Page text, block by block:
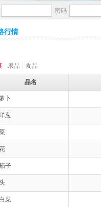
密码
行情
果品 食品
品名
卜
葱
子
菜